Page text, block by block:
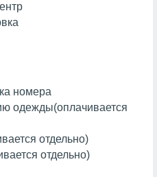
номера
одежды(оплачивается
отдельно)
отдельно)